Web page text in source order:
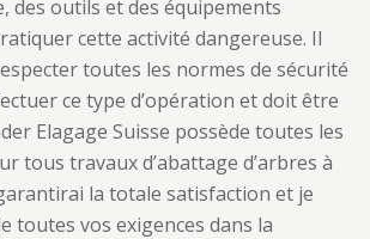
des outils et des équipements
cette activité dangereuse. Il
toutes les normes de sécurité
ce type d’opération et doit être
Elagage Suisse possède toutes les
tous travaux d’abattage d’arbres à
la totale satisfaction et je
toutes vos exigences dans la